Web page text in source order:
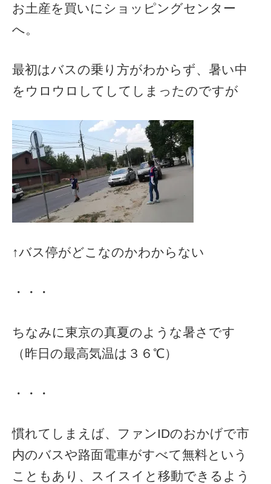
お土産を買いにショッピングセンター
へ。
最初はバスの乗り方がわからず、暑い中
をウロウロしてしてしまったのですが
↑バス停がどこなのかわからない
・・・
ちなみに東京の真夏のような暑さです
（昨日の最高気温は３６℃）
・・・
慣れてしまえば、ファンIDのおかげで市
内のバスや路面電車がすべて無料という
こともあり、スイスイと移動できるよう